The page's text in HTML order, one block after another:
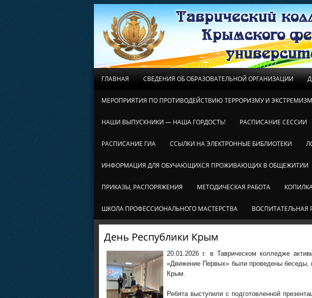
ГЛАВНАЯ СВЕДЕНИЯ ОБ ОБРАЗОВАТЕЛЬНОЙ ОРГАНИЗАЦИИ
МЕРОПРИЯТИЯ ПО ПРОТИВОДЕЙСТВИЮ ТЕРРОРИЗМУ И
НАШИ ВЫПУСКНИКИ — НАША ГОРДОСТЬ! РАСПИСАНИЕ СЕССИИ
РАСПИСАНИЕ ГИА ССЫЛКИ НА ЭЛЕКТРОННЫЕ БИБЛИОТЕКИ
ИНФОРМАЦИЯ ДЛЯ ОБУЧАЮЩИХСЯ ПРОЖИВАЮЩИХ В ОБЩЕЖИТИИ
ПРИКАЗЫ, РАСПОРЯЖЕНИЯ МЕТОДИЧЕСКАЯ РАБОТА
ШКОЛА ПРОФЕССИОНАЛЬНОГО МАСТЕРСТВА ВОСПИТАТЕЛЬНАЯ
День Республики Крым
20.01.2026 г. в Таврическом колледже
«Движение Первых» были проведены
Крым.
Ребята выступили с подготовленной